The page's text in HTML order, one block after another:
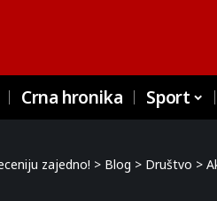
Crna hronika Sport
zajedno! > Blog > Društvo >